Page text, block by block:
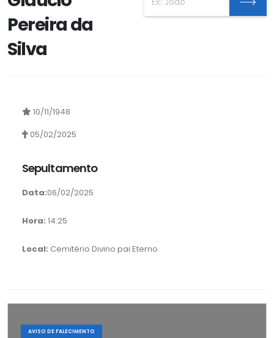
Pereira da
Silva
10/11/1948
05/02/2025
Sepultamento
Data:06/02/2025
Hora: 14:25
Local: Cemitério Divino pai Eterno
AVISO DE FALECIMENTO